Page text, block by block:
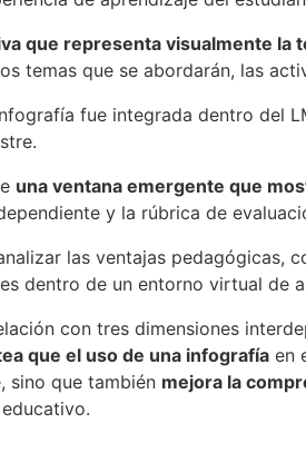
que representa visualmente la
temas que se abordarán, las
fue integrada dentro del
una ventana emergente que
y la rúbrica de
las ventajas pedagógicas,
dentro de un entorno virtual de
con tres dimensiones
que el uso de una infografía en
sino que también mejora la